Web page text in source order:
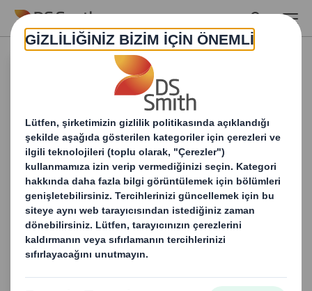
Skip to main content
Perakende
dünyasında öne
geçin